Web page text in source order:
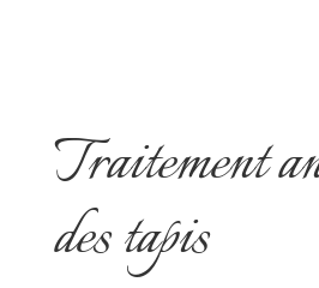
Traitement
des tapis